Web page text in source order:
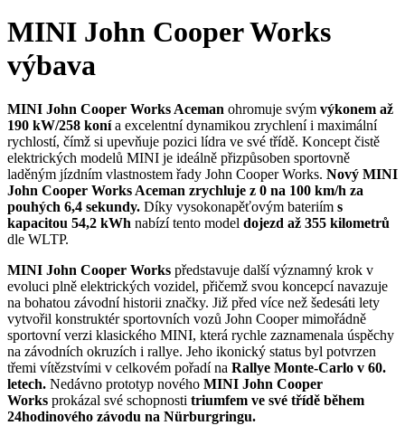
MINI John Cooper Works
výbava
MINI John Cooper Works Aceman ohromuje svým výkonem až
190 kW/258 konía excelentní dynamikou zrychlení i maximální
rychlostí, čímž si upevňuje pozici lídra ve své třídě. Koncept čistě
elektrických modelů MINI je ideálně přizpůsoben sportovně
laděným jízdním vlastnostem řady John Cooper Works. Nový MINI
John Cooper Works Aceman zrychluje z 0 na 100 km/h za
pouhých 6,4 sekundy. Díky vysokonapěťovým bateriím s
kapacitou 54,2 kWh nabízí tento model dojezd až 355 kilometrů
dle WLTP.
MINI John Cooper Works představuje další významný krok v
evoluci plně elektrických vozidel, přičemž svou koncepcí navazuje
na bohatou závodní historii značky. Již před více než šedesáti lety
vytvořil konstruktér sportovních vozů John Cooper mimořádně
sportovní verzi klasického MINI, která rychle zaznamenala úspěchy
na závodních okruzích i rallye. Jeho ikonický status byl potvrzen
třemi vítězstvími v celkovém pořadí na Rallye Monte-Carlo v 60.
letech. Nedávno prototyp nového MINI John Cooper
Works prokázal své schopnosti triumfem ve své třídě během
24hodinového závodu na Nürburgringu.